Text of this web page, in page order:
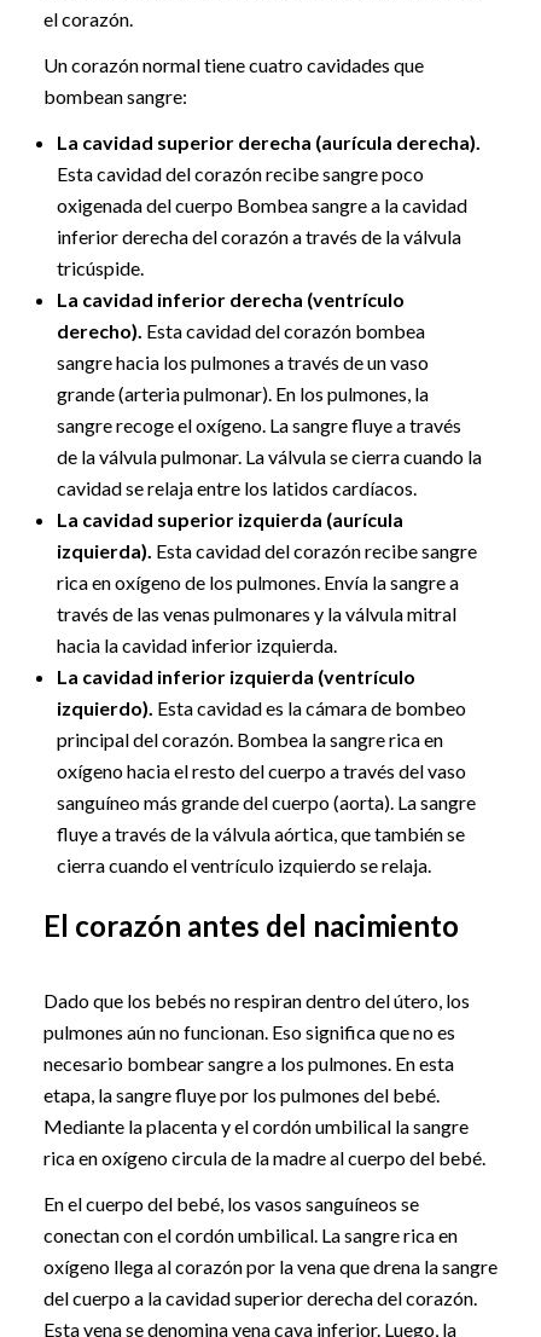
el corazón.
Un corazón normal tiene cuatro cavidades que
bombean sangre:
La cavidad superior derecha (aurícula derecha).
Esta cavidad del corazón recibe sangre poco
oxigenada del cuerpo Bombea sangre a la cavidad
inferior derecha del corazón a través de la válvula
tricúspide.
La cavidad inferior derecha (ventrículo
derecho). Esta cavidad del corazón bombea
sangre hacia los pulmones a través de un vaso
grande (arteria pulmonar). En los pulmones, la
sangre recoge el oxígeno. La sangre fluye a través
de la válvula pulmonar. La válvula se cierra cuando la
cavidad se relaja entre los latidos cardíacos.
La cavidad superior izquierda (aurícula
izquierda). Esta cavidad del corazón recibe sangre
rica en oxígeno de los pulmones. Envía la sangre a
través de las venas pulmonares y la válvula mitral
hacia la cavidad inferior izquierda.
La cavidad inferior izquierda (ventrículo
izquierdo). Esta cavidad es la cámara de bombeo
principal del corazón. Bombea la sangre rica en
oxígeno hacia el resto del cuerpo a través del vaso
sanguíneo más grande del cuerpo (aorta). La sangre
fluye a través de la válvula aórtica, que también se
cierra cuando el ventrículo izquierdo se relaja.
El corazón antes del nacimiento
Dado que los bebés no respiran dentro del útero, los
pulmones aún no funcionan. Eso significa que no es
necesario bombear sangre a los pulmones. En esta
etapa, la sangre fluye por los pulmones del bebé.
Mediante la placenta y el cordón umbilical la sangre
rica en oxígeno circula de la madre al cuerpo del bebé.
En el cuerpo del bebé, los vasos sanguíneos se
conectan con el cordón umbilical. La sangre rica en
oxígeno llega al corazón por la vena que drena la sangre
del cuerpo a la cavidad superior derecha del corazón.
Esta vena se denomina vena cava inferior. Luego, la